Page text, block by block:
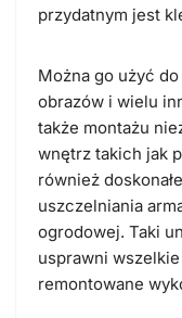
przydatnym jest
Można go użyć
obrazów i wielu
także montażu
wnętrz takich jak
również
uszczelniania
ogrodowej. Taki
usprawni
remontowane